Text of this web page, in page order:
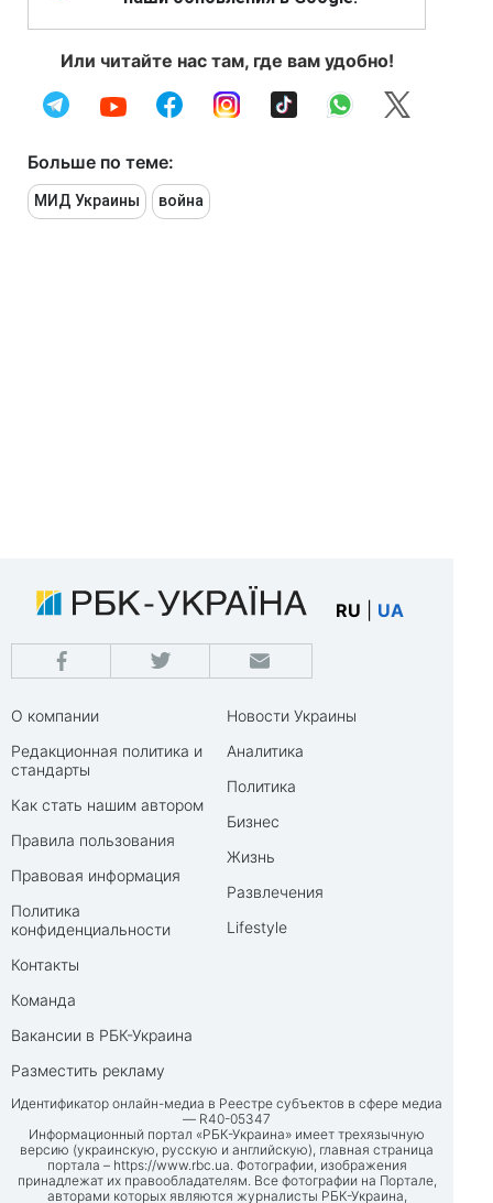
Или читайте нас там, где вам удобно!
Больше по теме:
МИД Украины война
RU UA
О компании
Редакционная политика и
стандарты
Как стать нашим автором
Правила пользования
Правовая информация
Политика
конфиденциальности
Контакты
Команда
Вакансии в РБК-Украина
Разместить рекламу
Новости Украины
Аналитика
Политика
Бизнес
Жизнь
Развлечения
Lifestyle
Идентификатор онлайн-медиа в Реестре субъектов в сфере медиа
— R40-05347
Информационный портал «РБК-Украина» имеет трехязычную
версию (украинскую, русскую и английскую), главная страница
портала – https://www.rbc.ua. Фотографии, изображения
принадлежат их правообладателям. Все фотографии на Портале,
авторами которых являются журналисты РБК-Украина,